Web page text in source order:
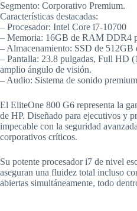
Segmento: Corporativo Premium.
Características destacadas:
– Procesador: Intel Core i7-10700
– Memoria: 16GB de RAM DDR4
– Almacenamiento: SSD de 512GB
– Pantalla: 23.8 pulgadas, Full HD
amplio ángulo de visión.
– Audio: Sistema de sonido
El EliteOne 800 G6 representa la
de HP. Diseñado para ejecutivos y
impecable con la seguridad
corporativos críticos.
Su potente procesador i7 de nivel
aseguran una fluidez total incluso
abiertas simultáneamente, todo